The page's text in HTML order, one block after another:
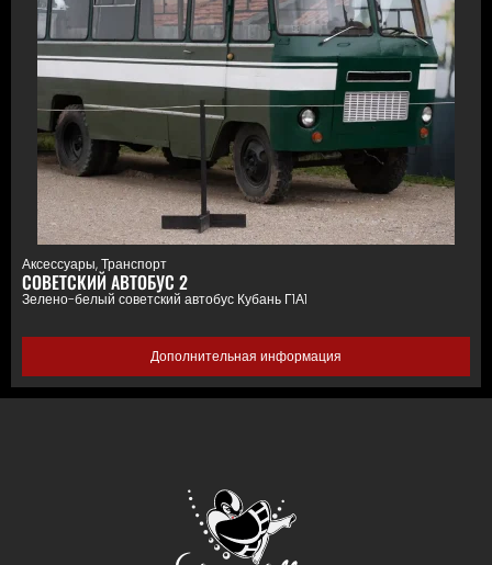
Аксессуары,Транспорт
СОВЕТСКИЙ АВТОБУС 2
Зелено-белый советский автобус Кубань Г1А1
Дополнительная информация